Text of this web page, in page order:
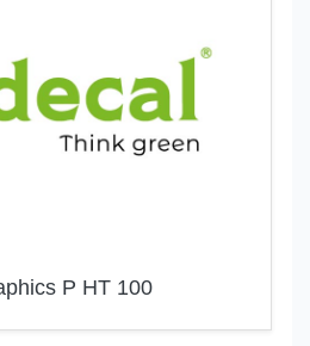
P HT 100